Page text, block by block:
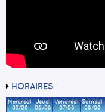
HORAIRES
Mercredi
05/08
Jeudi
06/08
Vendredi
07/08
Samedi
08/08